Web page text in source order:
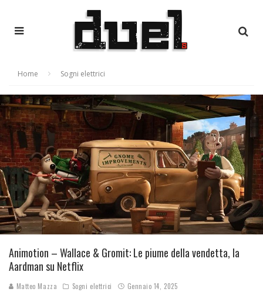
Home Sogni elettrici
Animotion – Wallace & Gromit: Le piume della vendetta, la
Aardman su Netflix
Matteo Mazza Sogni elettrici Gennaio 14, 2025